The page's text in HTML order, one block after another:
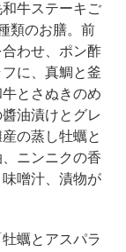
牛ステーキご
類のお膳。前
わせ、ポン酢
に、真鯛と釜
とさぬきのめ
油漬けとグレ
の蒸し牡蠣と
ニンニクの香
噌汁、漬物が
蠣とアスパラ